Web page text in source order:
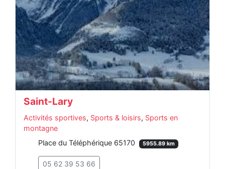
Saint-Lary
Activités sportives, Sports & loisirs, Sports en
montagne
Place du Téléphérique 65170
5955.89 km
05 62 39 53 66